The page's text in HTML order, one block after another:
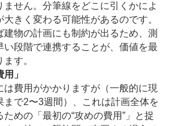
ません。分筆線をどこに引くかによ
大きく変わる可能性があるのです。
建物の計画にも制約が出るため、測
い段階で連携することが、価値を最
す。
」
は費用がかかりますが（一般的に現
まで2〜3週間）、これは計画全体を
めの「最初の“攻めの費用”」と捉